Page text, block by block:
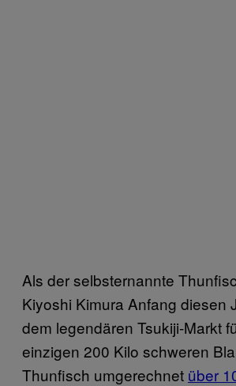
Als der selbsternannte
Kiyoshi Kimura Anfang diesen
dem legendären Tsukiji-Markt
einzigen 200 Kilo schweren
Thunfisch umgerechnet über